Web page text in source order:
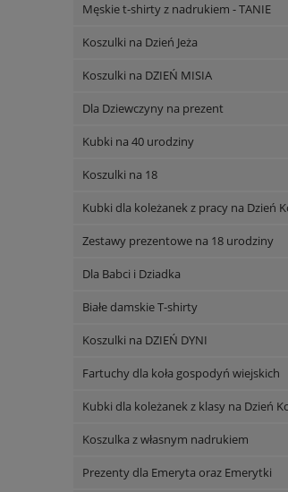
Męskie t-shirty z nadrukiem - TANIE
Koszulki na Dzień Jeża
Koszulki na DZIEŃ MISIA
Dla Dziewczyny na prezent
Kubki na 40 urodziny
Koszulki na 18
Kubki dla koleżanek z pracy na Dzień
Zestawy prezentowe na 18 urodziny
Dla Babci i Dziadka
Białe damskie T-shirty
Koszulki na DZIEŃ DYNI
Fartuchy dla koła gospodyń wiejskich
Kubki dla koleżanek z klasy na Dzień
Koszulka z własnym nadrukiem
Prezenty dla Emeryta oraz Emerytki